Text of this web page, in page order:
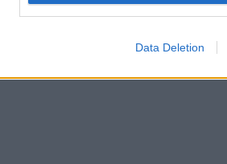
Data Deletion